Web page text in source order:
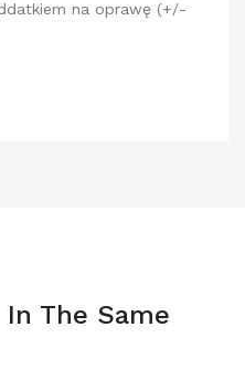
na oprawę (+/-
The Same